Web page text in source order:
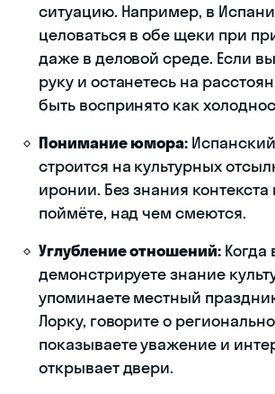
ситуацию. Например, в
целоваться в обе щеки при
даже в деловой среде. Если
руку и останетесь на
быть воспринято как
Понимание юмора:
строится на культурных
иронии. Без знания
поймёте, над чем смеются.
Углубление отношений:Когда
демонстрируете знание
упоминаете местный
Лорку, говорите о
показываете уважение и
открывает двери.